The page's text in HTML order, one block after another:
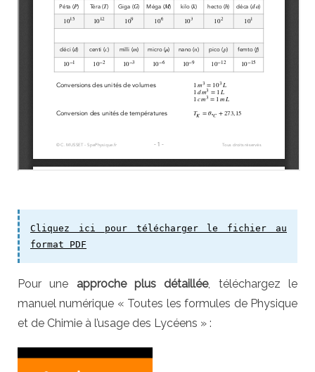
Cliquez ici pour télécharger le fichier au
format PDF
Pour une approche plus détaillée, téléchargez le
manuel numérique « Toutes les formules de Physique
et de Chimie à l’usage des Lycéens » :